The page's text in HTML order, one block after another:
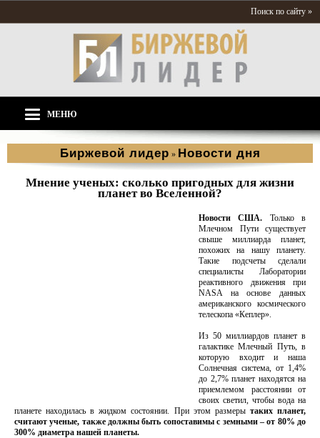
Поиск по сайту »
МЕНЮ
Биржевой лидер » Новости дня
Мнение ученых: сколько пригодных для жизни
планет во Вселенной?
Новости США. Только в
Млечном Пути существует
свыше миллиарда планет,
похожих на нашу планету.
Такие подсчеты сделали
специалисты Лаборатории
реактивного движения при
NASA на основе данных
американского космического
телескопа «Кеплер».
Из 50 миллиардов планет в
галактике Млечный Путь, в
которую входит и наша
Солнечная система, от 1,4%
до 2,7% планет находятся на
приемлемом расстоянии от
своих светил, чтобы вода на
планете находилась в жидком состоянии. При этом размеры таких планет,
считают ученые, также должны быть сопоставимы с земными – от 80% до
300% диаметра нашей планеты.